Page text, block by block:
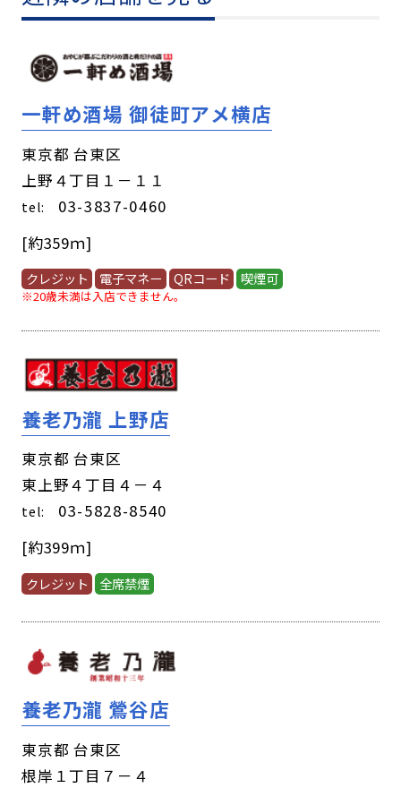
一軒め酒場 御徒町アメ横店
東京都 台東区
上野４丁目１－１１
tel: 03-3837-0460
[約359ｍ]
クレジット 電子マネー QRコード 喫煙可
※20歳未満は入店できません。
養老乃瀧 上野店
東京都 台東区
東上野４丁目４－４
tel: 03-5828-8540
[約399ｍ]
クレジット 全席禁煙
養老乃瀧 鶯谷店
東京都 台東区
根岸１丁目７－４